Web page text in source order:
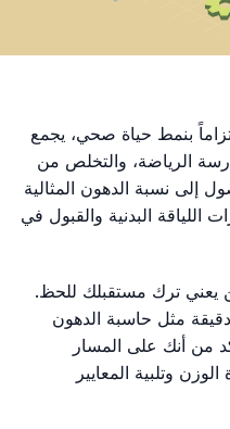
بنمط حياة صحي، يجمع
الرياضة، والتخلص من
إلى نسبة الدهون المثالية
اللياقة البدنية والقبول في
يعني ترك مستقبلك للحظ.
مثل حاسبة الدهون
من أنك على المسار
وتلبية المعايير